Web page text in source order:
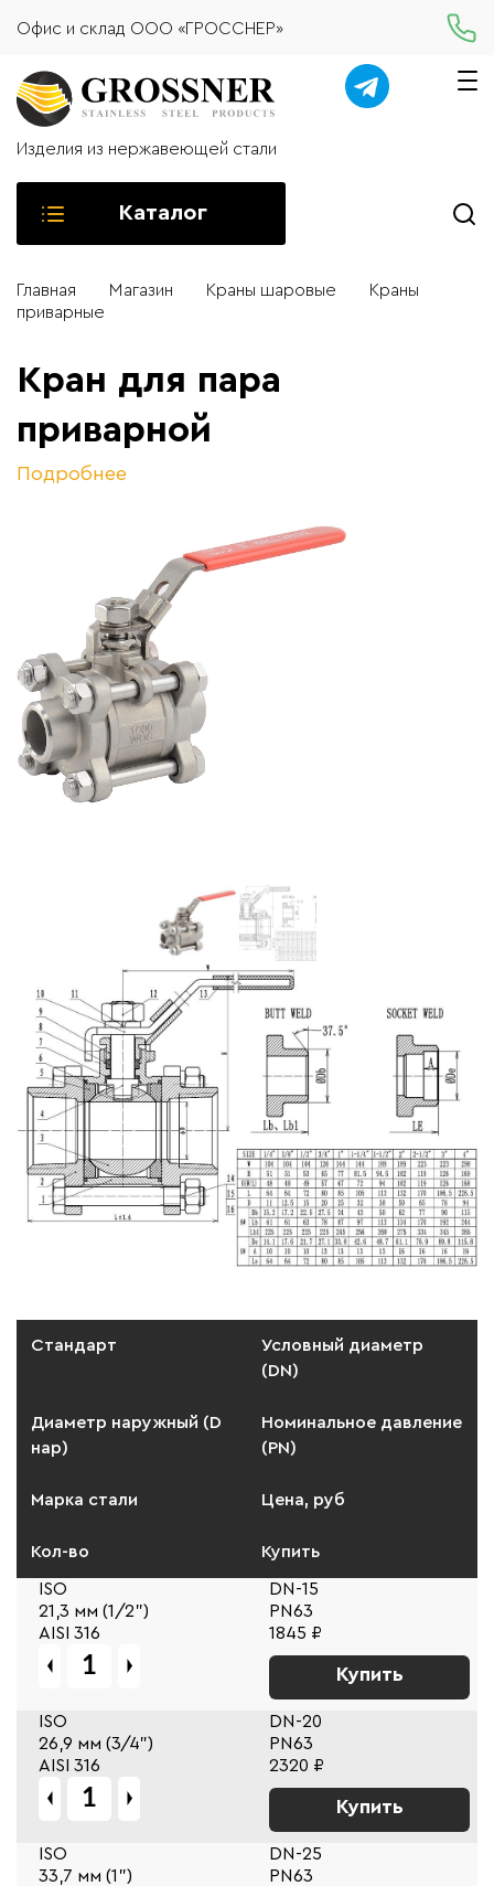
Офис и склад ООО «ГРОССНЕР»
Изделия из нержавеющей стали
Каталог
Главная Магазин Краны шаровые
Краны
приварные
Кран для пара
приварной
Подробнее
Стандарт
Условный диаметр
(DN)
Диаметр наружный (D
нар)
Номинальное давление
(PN)
Марка стали Цена, руб
Кол-во Купить
ISO
DN-15
21,3 мм (1/2")
PN63
AISI 316
1845 ₽
Купить
ISO
DN-20
26,9 мм (3/4")
PN63
AISI 316
2320 ₽
Купить
ISO
DN-25
33,7 мм (1")
PN63